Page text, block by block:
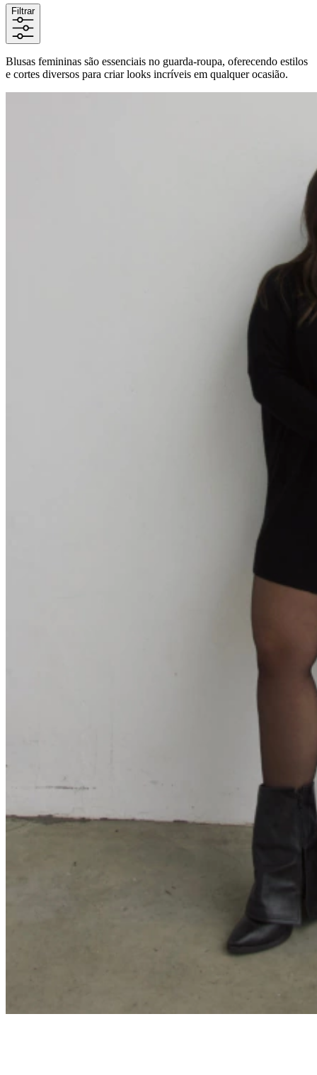
Filtrar
Blusas femininas são essenciais no guarda-roupa, oferecendo estilos
e cortes diversos para criar looks incríveis em qualquer ocasião.